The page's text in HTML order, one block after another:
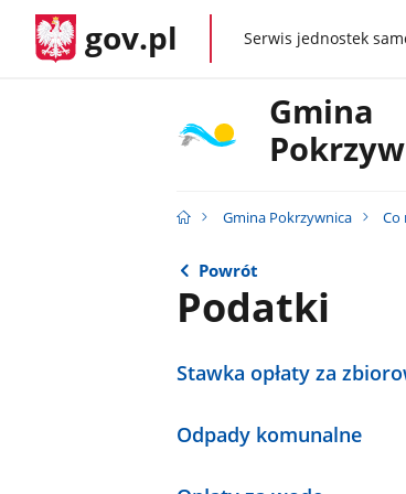
gov.pl gov.plSerwis jednostek
Gmina
Gmina Pokrzywnica Co
Powrót
Podatki
Stawka opłaty za
Odpady komunalne